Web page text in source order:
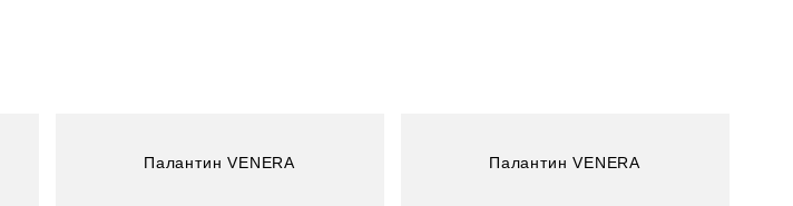
Палантин VENERA Палантин VENERA